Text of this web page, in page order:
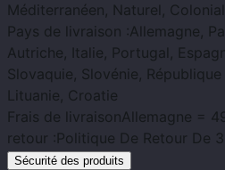
Méditerranéen, Naturel,
Pays de livraison :Allemagne,
Autriche, Italie, Portugal,
Slovaquie, Slovénie,
Lituanie, Croatie
Frais de livraisonAllemagne =
retour :Politique De Retour De
Sécurité des produits